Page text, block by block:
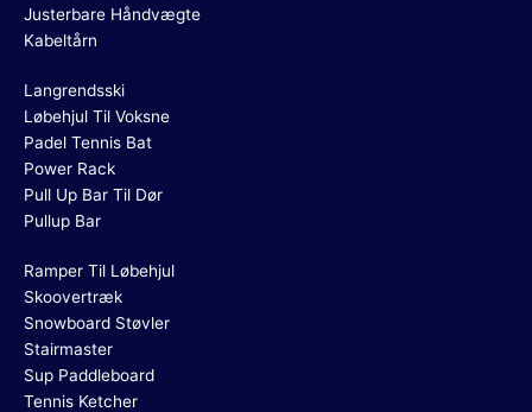
Justerbare Håndvægte
Kabeltårn
Langrendsski
Løbehjul Til Voksne
Padel Tennis Bat
Power Rack
Pull Up Bar Til Dør
Pullup Bar
Ramper Til Løbehjul
Skoovertræk
Snowboard Støvler
Stairmaster
Sup Paddleboard
Tennis Ketcher